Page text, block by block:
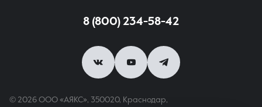
8 (800) 234-58-42
© 2026 ООО «АЯКС», 350020, Краснодар,